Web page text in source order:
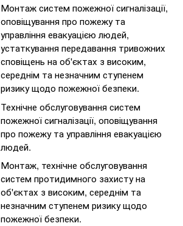
Монтаж систем пожежної сигналізації,
оповіщування про пожежу та
управління евакуацією людей,
устаткування передавання тривожних
сповіщень на об'єктах з високим,
середнім та незначним ступенем
ризику щодо пожежної безпеки.
Технічне обслуговування систем
пожежної сигналізації, оповіщування
про пожежу та управління евакуацією
людей.
Монтаж, технічне обслуговування
систем протидимного захисту на
об'єктах з високим, середнім та
незначним ступенем ризику щодо
пожежної безпеки.